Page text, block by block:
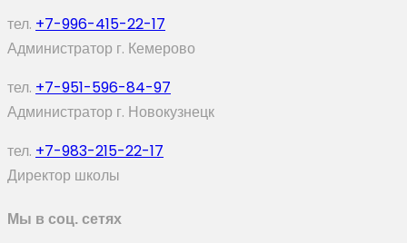
тел. +7-996-415-22-17
Администратор г. Кемерово
тел. +7-951-596-84-97
Администратор г. Новокузнецк
тел. +7-983-215-22-17
Директор школы
Мы в соц. сетях